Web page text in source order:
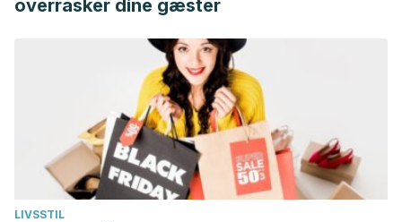
overrasker dine gæster
LIVSSTIL